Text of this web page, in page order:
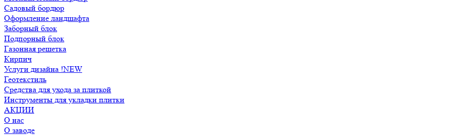
Садовый бордюр
Оформление ландшафта
Заборный блок
Подпорный блок
Газонная решетка
Кирпич
Услуги дизайна !NEW
Геотекстиль
Средства для ухода за плиткой
Инструменты для укладки плитки
АКЦИИ
О нас
О заводе